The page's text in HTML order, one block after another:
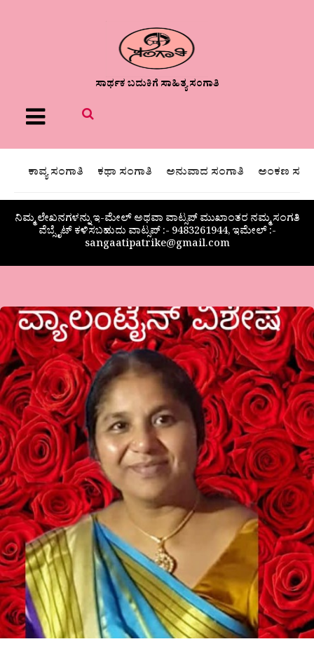
ಸಾರ್ಥಕ ಬದುಕಿಗೆ ಸಾಹಿತ್ಯ ಸಂಗಾತಿ
Menu
ಕಾವ್ಯ ಸಂಗಾತಿ ಕಥಾ ಸಂಗಾತಿ ಅನುವಾದ ಸಂಗಾತಿ ಅಂಕಣ
ನಿಮ್ಮ ಲೇಖನಗಳನ್ನು ಇ-ಮೇಲ್ ಅಥವಾ ವಾಟ್ಸಪ್ ಮುಖಾಂತರ ನಮ್ಮ ಸಂಗತಿ
ವೆಬ್ಸೈಟ್ ಕಳಿಸಬಹುದು ವಾಟ್ಸಪ್‌ :- 9483261944, ಇಮೇಲ್ :-
sangaatipatrike@gmail.com